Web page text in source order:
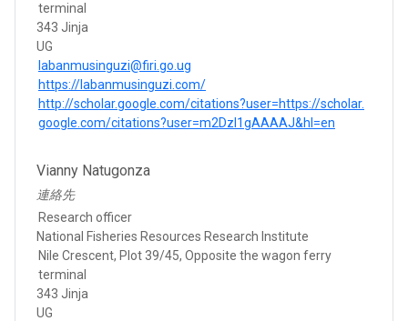
terminal
343 Jinja
UG
labanmusinguzi@firi.go.ug
https://labanmusinguzi.com/
http://scholar.google.com/citations?user=https://scholar.
google.com/citations?user=m2Dzl1gAAAAJ&hl=en
Vianny Natugonza
連絡先
Research officer
National Fisheries Resources Research Institute
Nile Crescent, Plot 39/45, Opposite the wagon ferry
terminal
343 Jinja
UG